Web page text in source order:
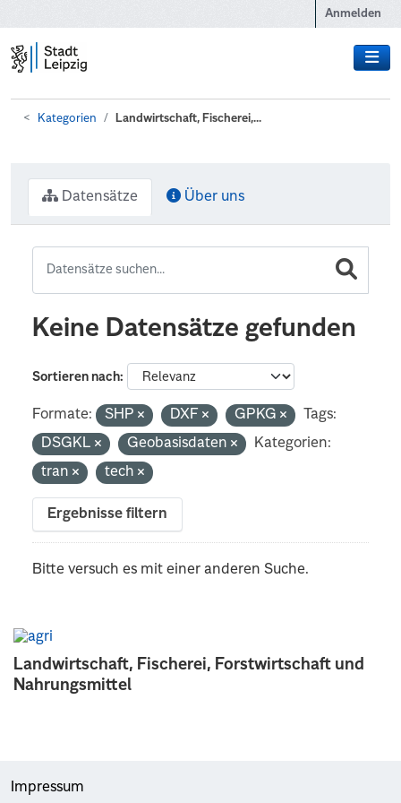
Anmelden
Kategorien Landwirtschaft, Fischerei,...
Landwirtschaft, Fischerei, Forstwirtschaft und
Nahrungsmittel
Datensätze Über uns
Keine Datensätze gefunden
Sortieren nach
Formate: SHP DXF GPKG
Tags:
DSGKL
Geobasisdaten
Kategorien:
tran
tech
Ergebnisse filtern
Bitte versuch es mit einer anderen Suche.
Impressum